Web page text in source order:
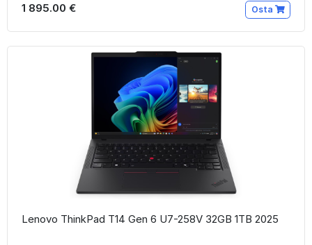
1 895.00 € Osta
Lenovo ThinkPad T14 Gen 6 U7-258V 32GB 1TB 2025